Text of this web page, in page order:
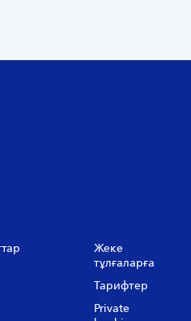
Жеке
тұлғаларға
Тарифтер
Private